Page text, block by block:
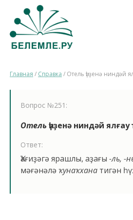
Главная / Справка / Отель һүҙенә ниндәй
Вопрос №251:
Отель һүҙенә ниндәй
Ответ:
Ҡағиҙәгә ярашлы, аҙағы -ль, -
мәғәнәлә ҡунаҡхана тигән